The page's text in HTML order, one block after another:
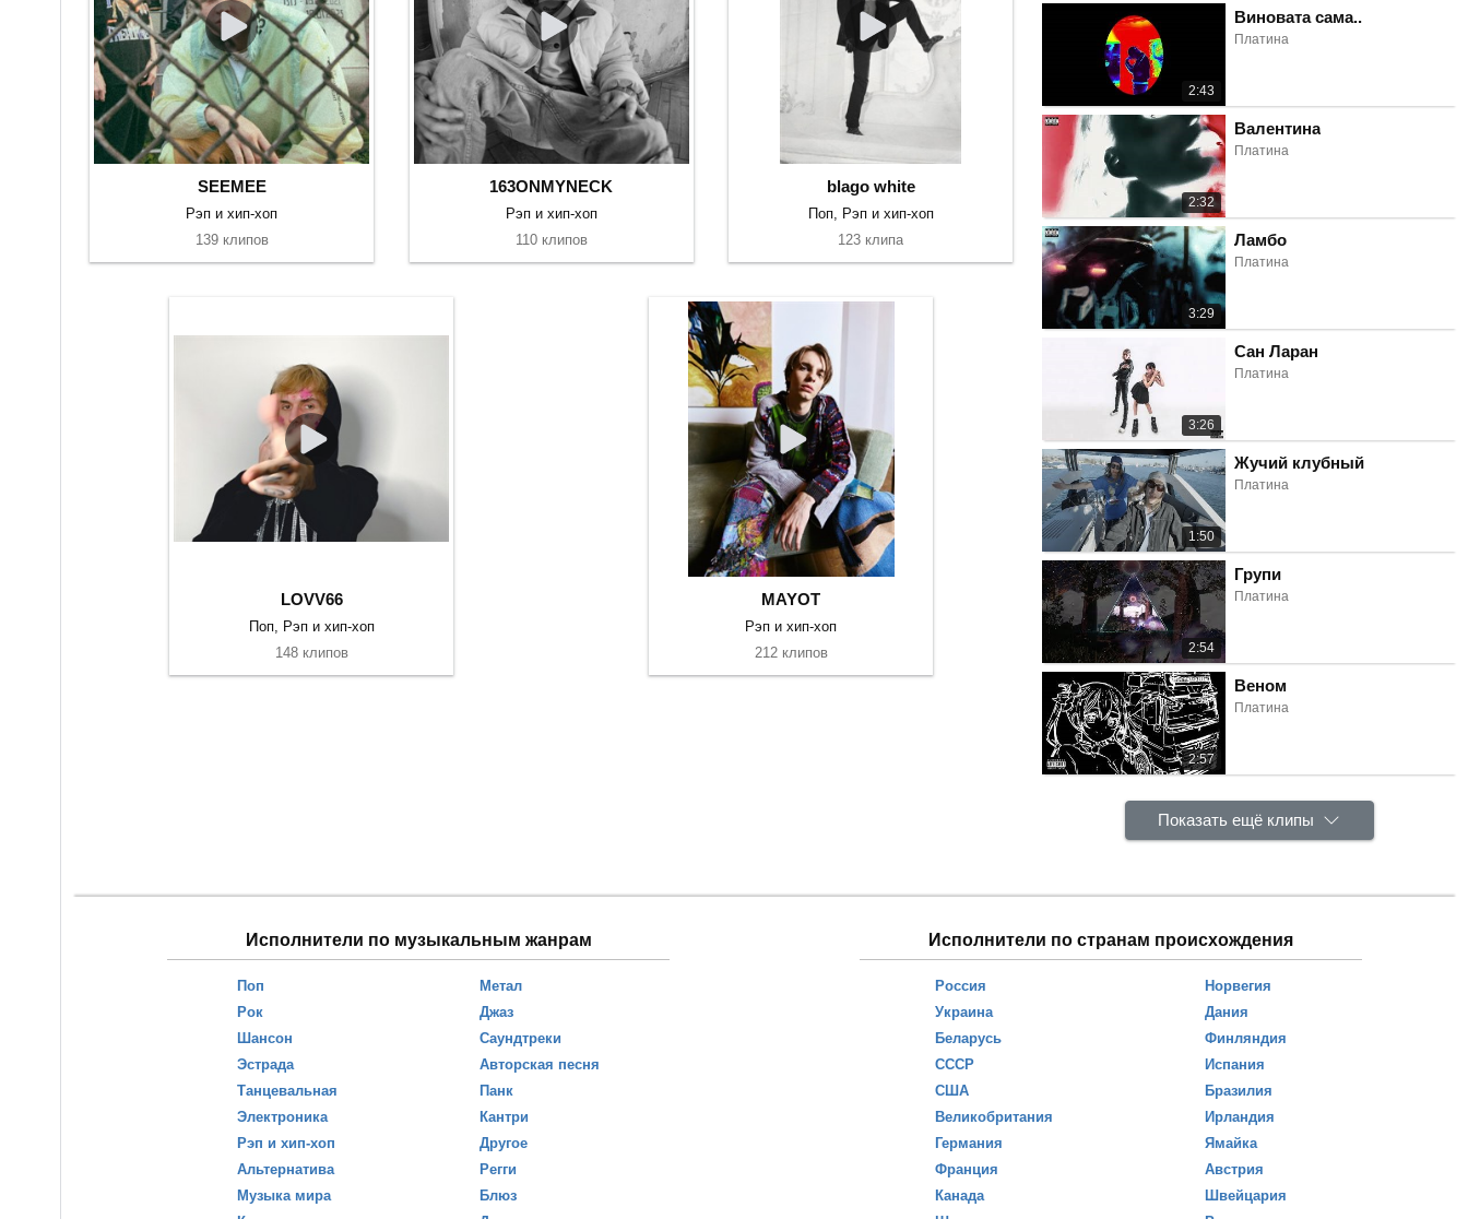
2:43
Виновата сама..
Платина
2:32
Валентина
Платина
3:29
Ламбо
Платина
3:26
Сан Ларан
Платина
1:50
Жучий клубный
Платина
2:54
Групи
Платина
2:57
Веном
Платина
Показать ещё клипы
SEEMEE
Рэп и хип-хоп
139 клипов
163ONMYNECK
Рэп и хип-хоп
110 клипов
blago white
Поп, Рэп и хип-хоп
123 клипа
LOVV66
Поп, Рэп и хип-хоп
148 клипов
MAYOT
Рэп и хип-хоп
212 клипов
Исполнители по музыкальным жанрам
Поп
Рок
Шансон
Эстрада
Танцевальная
Электроника
Рэп и хип-хоп
Альтернатива
Музыка мира
Метал
Джаз
Саундтреки
Авторская песня
Панк
Кантри
Другое
Регги
Блюз
Исполнители по странам происхождения
Россия
Украина
Беларусь
СССР
США
Великобритания
Германия
Франция
Канада
Норвегия
Дания
Финляндия
Испания
Бразилия
Ирландия
Ямайка
Австрия
Швейцария